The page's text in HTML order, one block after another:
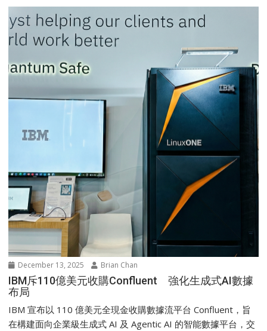
December 13, 2025 Brian Chan
IBM斥110億美元收購Confluent 強化生成式AI數據
布局
IBM 宣布以 110 億美元全現金收購數據流平台 Confluent，旨
在構建面向企業級生成式 AI 及 Agentic AI 的智能數據平台，交